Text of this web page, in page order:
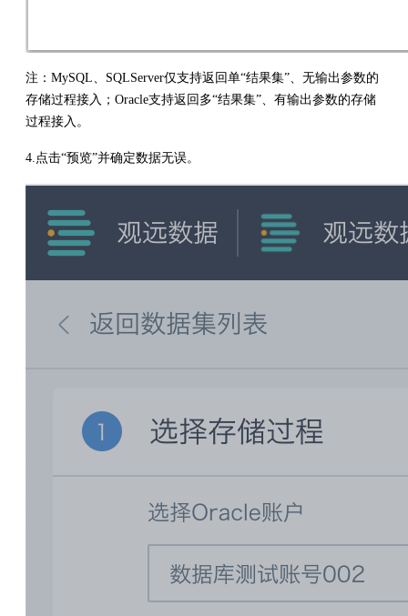
注：MySQL、SQLServer仅支持返回单“结果集”、无输出参数的
存储过程接入；Oracle支持返回多“结果集”、有输出参数的存储
过程接入。
4.点击“预览”并确定数据无误。